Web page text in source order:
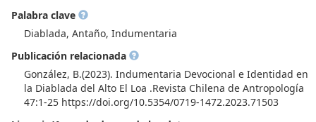
Palabra clave
Diablada, Antaño, Indumentaria
Publicación relacionada
González, B.(2023). Indumentaria Devocional e Identidad en
la Diablada del Alto El Loa .Revista Chilena de Antropología
47:1-25 https://doi.org/10.5354/0719-1472.2023.71503